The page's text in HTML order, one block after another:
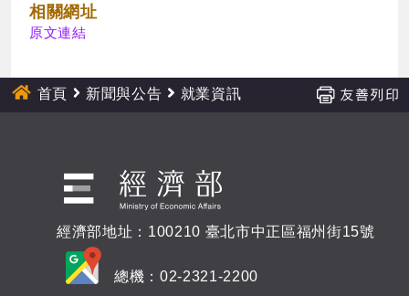
相關網址
原文連結
首頁 新聞與公告 就業資訊
經濟部地址：100210 臺北市中正區福州街15號
總機：02-2321-2200